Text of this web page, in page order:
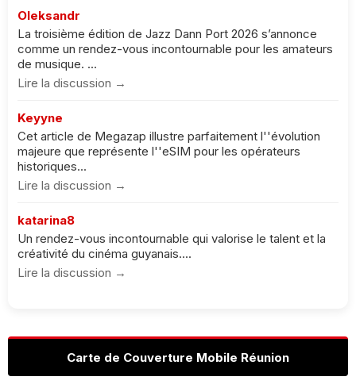
Oleksandr
La troisième édition de Jazz Dann Port 2026 s’annonce
comme un rendez-vous incontournable pour les amateurs
de musique. ...
Lire la discussion →
Keyyne
Cet article de Megazap illustre parfaitement l''évolution
majeure que représente l''eSIM pour les opérateurs
historiques...
Lire la discussion →
katarina8
Un rendez-vous incontournable qui valorise le talent et la
créativité du cinéma guyanais....
Lire la discussion →
Carte de Couverture Mobile Réunion